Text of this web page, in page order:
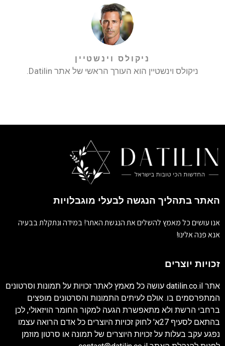
ניקולס וינשטיין
ניקולס וינשטיין הוא העורך הראשי של אתר Datilin.
האתר בתהליך הנגשה לבעלי מוגבלויות
אנו עושים כל מאמץ להשלים את הנגשת האתר! במידה ונתקלת בבעיה
אנא פנה אלינו!
זכויות יוצרים
אתר datilin.co.il עושה כל מאמץ לאתר זכויות על תמונות וסרטונים
המתפרסמים בו. אולם לעיתים התמונות והסרטונים מופצים
ברחבי הרשת ולא מתאפשרת הגעה למקור החומר הויזאולי, לכן
בהתאם לסעיף 27א' לחוק זכויות היוצרים כל אדם הרואה עצמו
נפגע עקב בעלות על זכויות היוצרים של תמונה או סרטון מוזמן